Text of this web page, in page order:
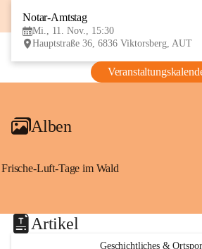
Notar-Amtstag
Mi., 11. Nov., 15:30
Hauptstraße 36, 6836 Viktorsberg, AUT
Alben
Frische-Luft-Tage im Wald
Artikel
Geschichtliches &